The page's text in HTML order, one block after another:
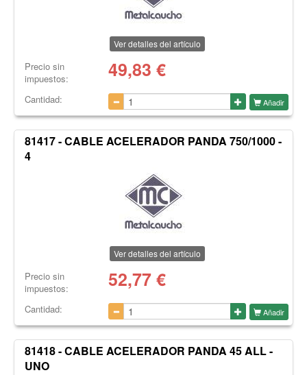
Ver detalles del artículo
Precio sin
impuestos:
49,83 €
Cantidad: Añadir
81417 - CABLE ACELERADOR PANDA 750/1000 -
4
Ver detalles del artículo
Precio sin
impuestos:
52,77€
Cantidad: Añadir
81418 - CABLE ACELERADOR PANDA 45 ALL -
UNO